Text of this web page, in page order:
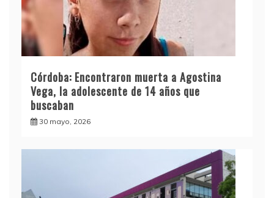
Córdoba: Encontraron muerta a Agostina
Vega, la adolescente de 14 años que
buscaban
30 mayo, 2026